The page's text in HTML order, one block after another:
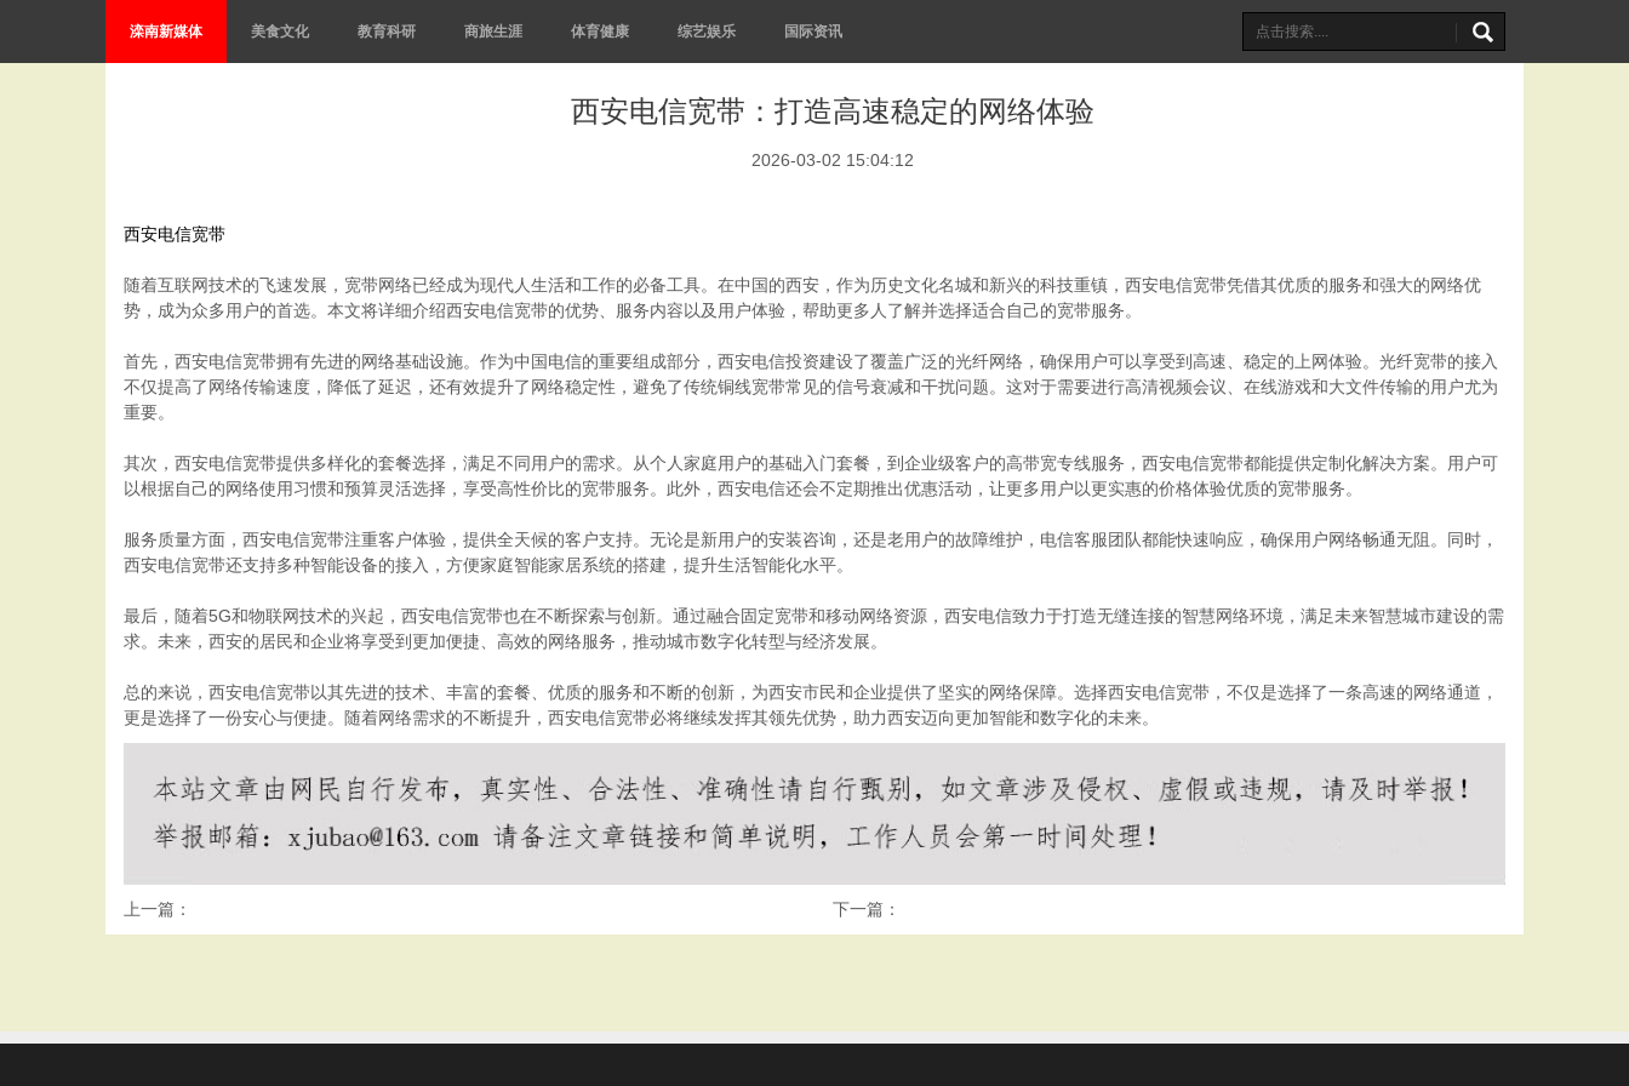
滦南新媒体 美食文化 教育科研 商旅生涯 体育健康 综艺娱乐 国际资讯
西安电信宽带：打造高速稳定的网络体验
2026-03-02 15:04:12
西安电信宽带
随着互联网技术的飞速发展，宽带网络已经成为现代人生活和工作的必备工具。在中国的西安，作为历史文化名城和新兴的科技重镇，西安电信宽带凭借其优质的服务和强大的网络优
势，成为众多用户的首选。本文将详细介绍西安电信宽带的优势、服务内容以及用户体验，帮助更多人了解并选择适合自己的宽带服务。
首先，西安电信宽带拥有先进的网络基础设施。作为中国电信的重要组成部分，西安电信投资建设了覆盖广泛的光纤网络，确保用户可以享受到高速、稳定的上网体验。光纤宽带的接入
不仅提高了网络传输速度，降低了延迟，还有效提升了网络稳定性，避免了传统铜线宽带常见的信号衰减和干扰问题。这对于需要进行高清视频会议、在线游戏和大文件传输的用户尤为
重要。
其次，西安电信宽带提供多样化的套餐选择，满足不同用户的需求。从个人家庭用户的基础入门套餐，到企业级客户的高带宽专线服务，西安电信宽带都能提供定制化解决方案。用户可
以根据自己的网络使用习惯和预算灵活选择，享受高性价比的宽带服务。此外，西安电信还会不定期推出优惠活动，让更多用户以更实惠的价格体验优质的宽带服务。
服务质量方面，西安电信宽带注重客户体验，提供全天候的客户支持。无论是新用户的安装咨询，还是老用户的故障维护，电信客服团队都能快速响应，确保用户网络畅通无阻。同时，
西安电信宽带还支持多种智能设备的接入，方便家庭智能家居系统的搭建，提升生活智能化水平。
最后，随着5G和物联网技术的兴起，西安电信宽带也在不断探索与创新。通过融合固定宽带和移动网络资源，西安电信致力于打造无缝连接的智慧网络环境，满足未来智慧城市建设的需
求。未来，西安的居民和企业将享受到更加便捷、高效的网络服务，推动城市数字化转型与经济发展。
总的来说，西安电信宽带以其先进的技术、丰富的套餐、优质的服务和不断的创新，为西安市民和企业提供了坚实的网络保障。选择西安电信宽带，不仅是选择了一条高速的网络通道，
更是选择了一份安心与便捷。随着网络需求的不断提升，西安电信宽带必将继续发挥其领先优势，助力西安迈向更加智能和数字化的未来。
上一篇： 下一篇：